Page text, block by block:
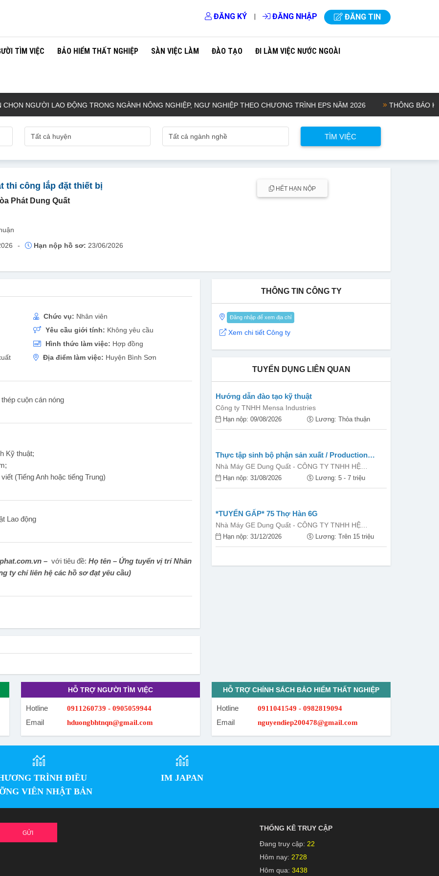
ĐĂNG KÝ | ĐĂNG NHẬP ĐĂNG TIN
TÌM VIỆC BẢO HIỂM THẤT NGHIỆP SÀN VIỆC LÀM ĐÀO TẠO ĐI LÀM VIỆC NƯỚC NGOÀI
NGƯỜI LAO ĐỘNG TRONG NGÀNH NÔNG NGHIỆP, NGƯ NGHIỆP THEO CHƯƠNG TRÌNH EPS NĂM 2026 THÔNG BÁO KẾ
thi công lắp đặt thiết bị
Phát Dung Quất
- Hạn nộp hồ sơ: 23/06/2026
HẾT HẠN NỘP
Chức vụ: Nhân viên
Yêu cầu giới tính: Không yêu cầu
Hình thức làm việc: Hợp đồng
Địa điểm làm việc: Huyện Bình Sơn
cuộn cán nóng
Kỹ thuật;
(Tiếng Anh hoặc tiếng Trung)
Lao động
– với tiêu đề: Họ tên – Ứng tuyển vị trí Nhân
ty chỉ liên hệ các hồ sơ đạt yêu cầu)
THÔNG TIN CÔNG TY
Đăng nhập để xem địa chỉ
Xem chi tiết Công ty
TUYỂN DỤNG LIÊN QUAN
Hướng dẫn đào tạo kỹ thuật
Công ty TNHH Mensa Industries
Hạn nộp: 09/08/2026 Lương: Thỏa thuận
Thực tập sinh bộ phận sản xuất / Production
Intern
Nhà Máy GE Dung Quất - CÔNG TY TNHH HỆ
THỐNG ĐIỆN GE VIỆT NAM
Hạn nộp: 31/08/2026 Lương: 5 - 7 triệu
*TUYỂN GẤP* 75 Thợ Hàn 6G
Nhà Máy GE Dung Quất - CÔNG TY TNHH HỆ
THỐNG ĐIỆN GE VIỆT NAM
Hạn nộp: 31/12/2026 Lương: Trên 15 triệu
HỖ TRỢ NGƯỜI TÌM VIỆC
Hotline 0911260739 - 0905059944
Email hduongbhtnqn@gmail.com
HỖ TRỢ CHÍNH SÁCH BẢO HIỂM THẤT NGHIỆP
Hotline 0911041549 - 0982819094
Email nguyendiep200478@gmail.com
TRÌNH ĐIỀU
VIÊN NHẬT BẢN
IM JAPAN
GỬI
THỐNG KÊ TRUY CẬP
Đang truy cập: 22
Hôm nay: 2728
Hôm qua: 3438